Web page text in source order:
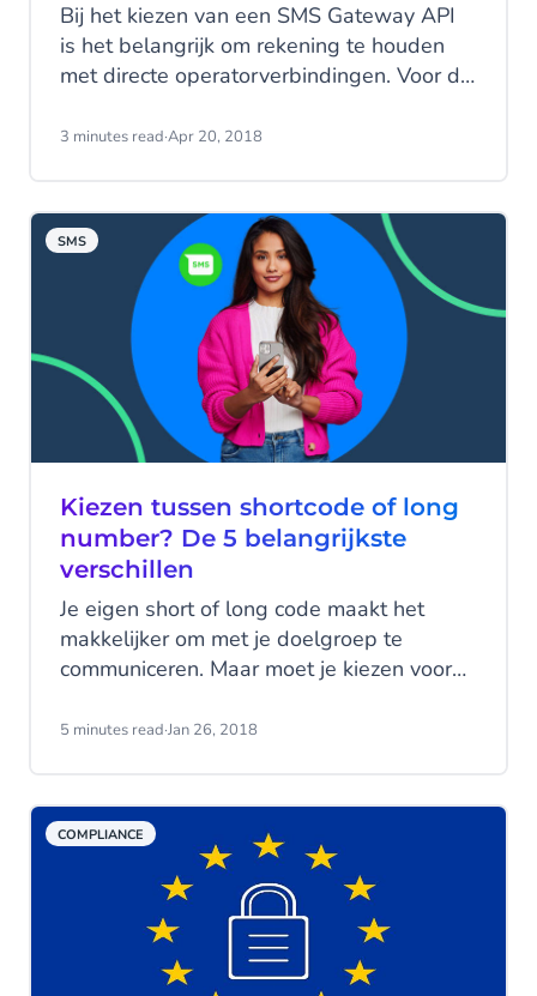
Bij het kiezen van een SMS Gateway API
is het belangrijk om rekening te houden
met directe operatorverbindingen. Voor de
directe verbindingen met de operators van
3 minutes read·Apr 20, 2018
SMS
Kiezen tussen shortcode of long
number? De 5 belangrijkste
verschillen
Je eigen short of long code maakt het
makkelijker om met je doelgroep te
communiceren. Maar moet je kiezen voor
afhankelijk van je doel en je doelgroep.
5 minutes read·Jan 26, 2018
COMPLIANCE